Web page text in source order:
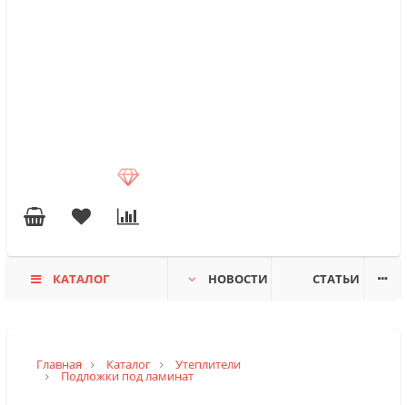
КАТАЛОГ НОВОСТИ СТАТЬИ
Главная Каталог Утеплители
Подложки под ламинат